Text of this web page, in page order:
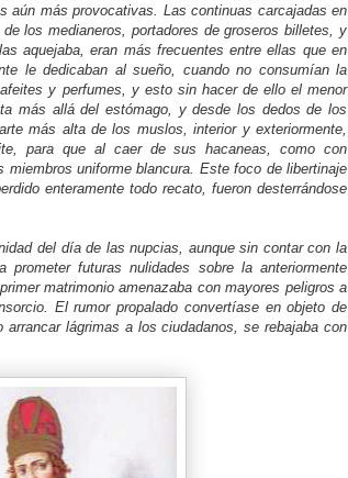
aún más provocativas. Las continuas carcajadas en
los medianeros, portadores de groseros billetes, y
aquejaba, eran más frecuentes entre ellas que en
le dedicaban al sueño, cuando no consumían la
y perfumes, y esto sin hacer de ello el menor
más allá del estómago, y desde los dedos de los
más alta de los muslos, interior y exteriormente,
para que al caer de sus hacaneas, como con
uniforme blancura. Este foco de libertinaje
enteramente todo recato, fueron desterrándose
del día de las nupcias, aunque sin contar con la
prometer futuras nulidades sobre la anteriormente
matrimonio amenazaba con mayores peligros a
El rumor propalado convertíase en objeto de
lágrimas a los ciudadanos, se rebajaba con